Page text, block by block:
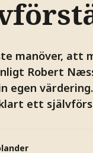
manöver, att
Robert
egen värdering.
ett